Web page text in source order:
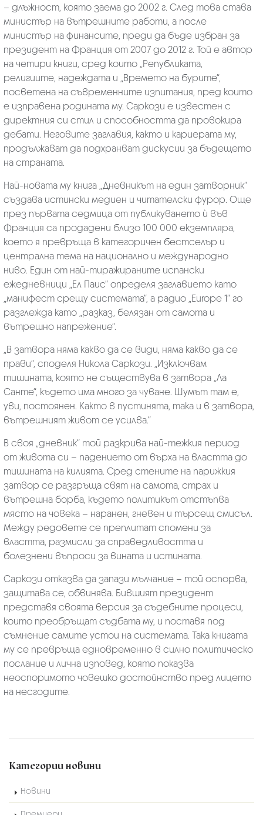
– длъжност, която заема до 2002 г. След това става
министър на вътрешните работи, а после
министър на финансите, преди да бъде избран за
президент на Франция от 2007 до 2012 г. Той е автор
на четири книги, сред които „Републиката,
религиите, надеждата и „Времето на бурите“,
посветена на съвременните изпитания, пред които
е изправена родината му. Саркози е известен с
директния си стил и способността да провокира
дебати. Неговите заглавия, както и кариерата му,
продължават да подхранват дискусии за бъдещето
на страната.
Най-новата му книга „Дневникът на един затворник“
създава истински медиен и читателски фурор. Още
през първата седмица от публикуването ѝ във
Франция са продадени близо 100 000 екземпляра,
което я превръща в категоричен бестселър и
централна тема на национално и международно
ниво. Един от най-тиражираните испански
ежедневници „Ел Паис“ определя заглавието като
„манифест срещу системата“, а радио „Europe 1“ го
разглежда като „разказ, белязан от самота и
вътрешно напрежение“.
„В затвора няма какво да се види, няма какво да се
прави“, споделя Никола Саркози. „Изключвам
тишината, която не съществува в затвора „Ла
Санте“, където има много за чуване. Шумът там е,
уви, постоянен. Както в пустинята, така и в затвора,
вътрешният живот се усилва.“
В своя „дневник“ той разкрива най-тежкия период
от живота си – падението от върха на властта до
тишината на килията. Сред стените на парижкия
затвор се разгръща свят на самота, страх и
вътрешна борба, където политикът отстъпва
място на човека – наранен, гневен и търсещ смисъл.
Между редовете се преплитат спомени за
властта, размисли за справедливостта и
болезнени въпроси за вината и истината.
Саркози отказва да запази мълчание – той оспорва,
защитава се, обвинява. Бившият президент
представя своята версия за съдебните процеси,
които преобръщат съдбата му, и поставя под
съмнение самите устои на системата. Така книгата
му се превръща едновременно в силно политическо
послание и лична изповед, която показва
неоспоримото човешко достойнство пред лицето
на несгодите.
Категории новини
Новини